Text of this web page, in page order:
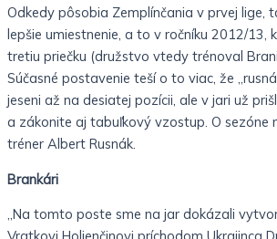
Odkedy pôsobia Zemplínčania v prvej lige,
lepšie umiestnenie, a to v ročníku 2012/13,
tretiu priečku (družstvo vtedy trénoval
Súčasné postavenie teší o to viac, že
jeseni až na desiatej pozícii, ale v jari už
a zákonite aj tabuľkový vzostup. O sezóne
tréner Albert Rusnák.
Brankári
„Na tomto poste sme na jar dokázali